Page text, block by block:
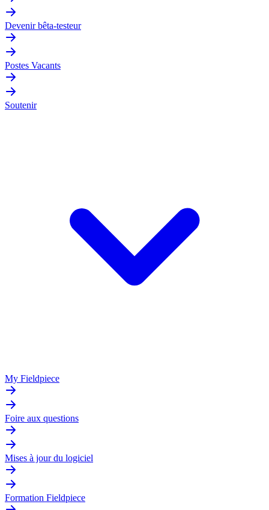
Devenir bêta-testeur
Postes Vacants
Soutenir
My Fieldpiece
Foire aux questions
Mises à jour du logiciel
Formation Fieldpiece